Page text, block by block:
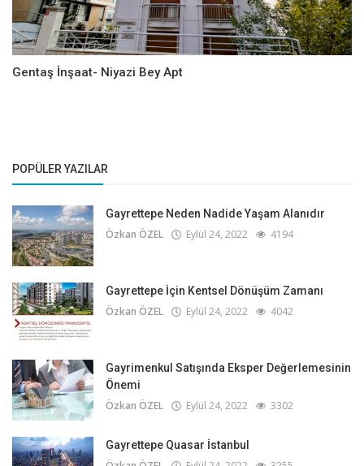
Gentaş İnşaat- Niyazi Bey Apt
POPÜLER YAZILAR
Gayrettepe Neden Nadide Yaşam Alanıdır
Özkan ÖZEL Eylül 24, 2022 4194
Gayrettepe İçin Kentsel Dönüşüm Zamanı
Özkan ÖZEL Eylül 24, 2022 4042
Gayrimenkul Satışında Eksper Değerlemesinin
Önemi
Özkan ÖZEL Eylül 24, 2022 3302
Gayrettepe Quasar İstanbul